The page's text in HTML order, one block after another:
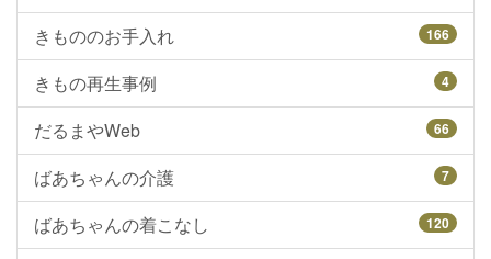
きもののお手入れ 166
きもの再生事例 4
だるまやWeb 66
ばあちゃんの介護 7
ばあちゃんの着こなし 120